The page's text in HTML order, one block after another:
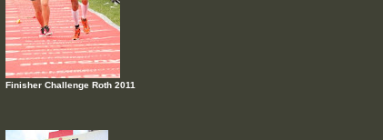
Finisher Challenge Roth 2011